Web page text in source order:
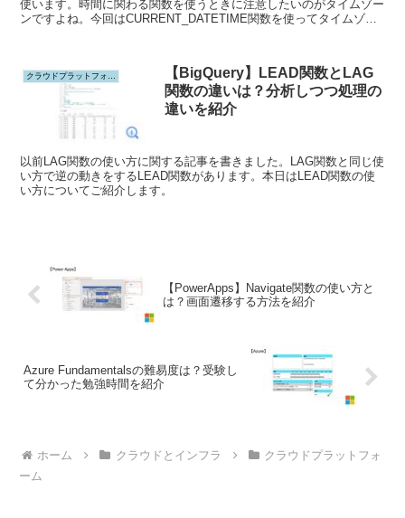
使います。時間に関わる関数を使うときに注意したいのがタイムゾー
ンですよね。今回はCURRENT_DATETIME関数を使ってタイムゾー
【BigQuery】LEAD関数とLAG
関数の違いは？分析しつつ処理の
違いを紹介
以前LAG関数の使い方に関する記事を書きました。LAG関数と同じ使
い方で逆の動きをするLEAD関数があります。本日はLEAD関数の使
い方についてご紹介します。
【PowerApps】Navigate関数の使い方と
は？画面遷移する方法を紹介
Azure Fundamentalsの難易度は？受験し
て分かった勉強時間を紹介
ホーム クラウドとインフラ
クラウドプラットフォ
ーム